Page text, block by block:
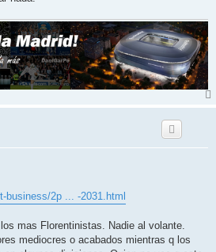
business/2p ... -2031.html
mas Florentinistas. Nadie al volante.
mediocres o acabados mientras q los